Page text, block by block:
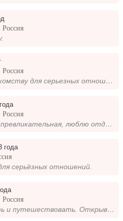
Россия
Россия
Буду рада знакомству для серьезных отношений)
Россия
Общительна, превликательная, люблю отдыхать на природе. Ищу мужчину для семейной жизни🙂
года
серьёзных отношений.
Россия
Люблю читать и путешествовать. Открывать новые места и получать новые знания. Капучино под пение птиц считаю лучшим отды...